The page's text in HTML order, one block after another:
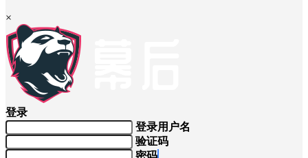
×
登录
登录用户名
验证码
密码